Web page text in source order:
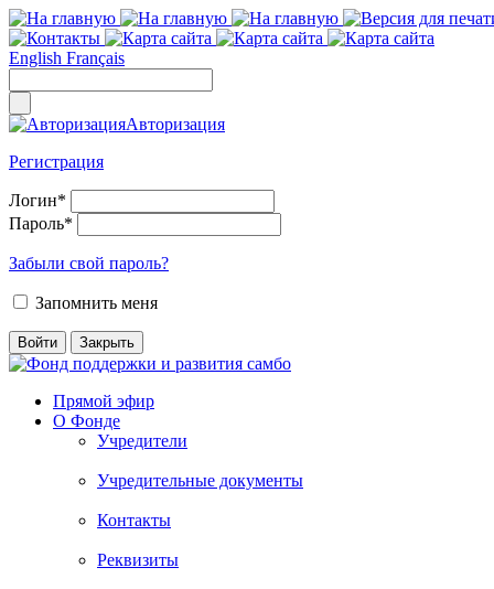
English Français
Авторизация
Регистрация
Логин*
Пароль*
Забыли свой пароль?
Запомнить меня
Прямой эфир
О Фонде
Учредители
Учредительные документы
Контакты
Реквизиты